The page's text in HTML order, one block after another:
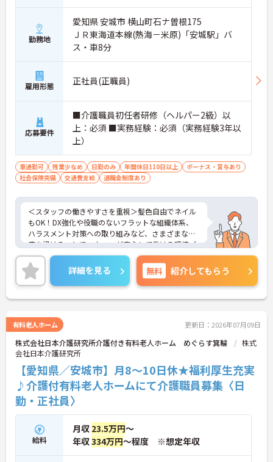
勤務地
愛知県 安城市 横山町石ナ曽根175
ＪＲ東海道本線(熱海－米原)「安城駅」バ
ス・車8分
雇用形態 正社員(正職員)
応募要件
■介護職員初任者研修（ヘルパー2級）以
上：必須 ■実務経験：必須（実務経験3年以
上）
車通勤可 残業少なめ 日勤のみ 年間休日110日以上
ボーナス・賞与あり
社会保険完備
交通費支給 退職金制度あり
＜スタッフの働きやすさを重視＞髪色自由でネイル
もOK！DX強化や役職のないフラットな組織体系、
ハラスメント対策への取り組みなど、さまざまな制
度を設けることでスタッフが安心して働ける環境づ
くりに取り組まれています。
＜ライフスタイルに合わせた勤務形態＞夜勤ありの
シフト常勤、日勤専従、夜勤専従といったさまざま
な働き方が設定されている法人です。
＜チームで連携しながらのお仕事＞一人ひとりが主
野は互いで補い合うなど、チームとしてしっかりと
連携を取りながら日々の業務に努められています。
ご興味のある方には、面接対策ポイント等、さらに
詳細をお話ししますのでお気軽にご相談ください！
詳細を見る 無料 紹介してもらう
有料老人ホーム 更新日：2026年07月09日
株式会社日本介護研究所介護付き有料老人ホーム めぐらす箕輪
株式
会社日本介護研究所
【愛知県／安城市】月8～10日休★福利厚生充実
♪介護付有料老人ホームにて介護職員募集〈日
勤・正社員〉
給料
月収 23.5万円～
年収334万円～程度 ※想定年収